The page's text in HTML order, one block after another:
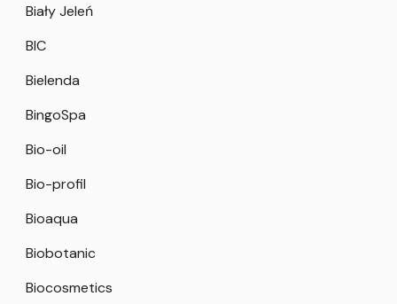
Biały Jeleń
BIC
Bielenda
BingoSpa
Bio-oil
Bio-profil
Bioaqua
Biobotanic
Biocosmetics